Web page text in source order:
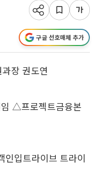
구글 선호매체 추가
장 권도연
△프로젝트금융본
입트라이브 트라이